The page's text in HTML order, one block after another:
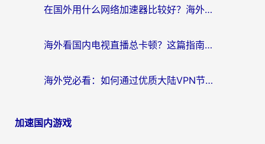
在国外用什么网络加速器比较好？海外党亲测：从痛点到解决方案的全攻略
海外看国内电视直播总卡顿？这篇指南教你选对回国加速器，无缝追剧不发愁
海外党必看：如何通过优质大陆VPN节点无缝访问国内资源？
加速国内游戏